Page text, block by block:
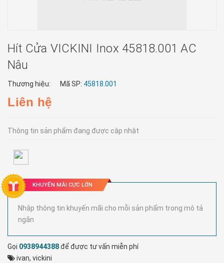
Hít Cửa VICKINI Inox 45818.001 AC
Nâu
Thương hiệu: Mã SP: 45818.001
Liên hệ
Thông tin sản phẩm đang được cập nhật
KHUYẾN MÃI CỰC LỚN
Nhập thông tin khuyến mãi cho mỗi sản phẩm trong mô tả
ngắn
Gọi 0938944388để được tư vấn miễn phí
ivan, vickini